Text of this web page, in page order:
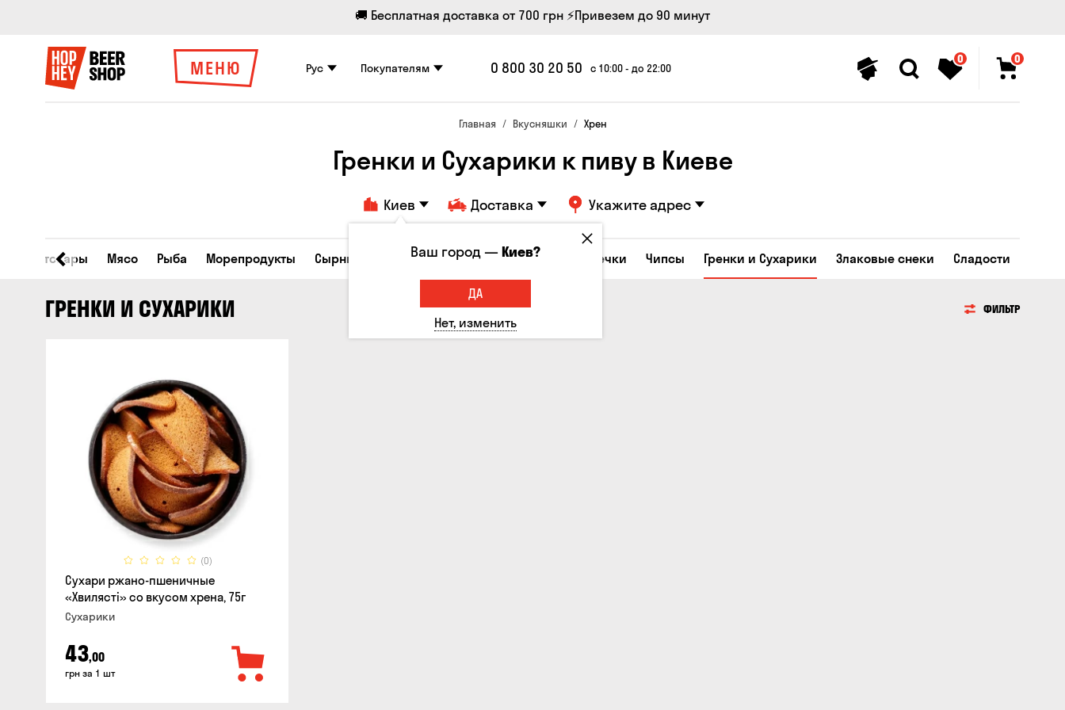
🚚 Бесплатная доставка от 700 грн ⚡Привезем до 90 минут
МЕНЮ Рус Покупателям 0 800 30 20 50 с 10:00 - до 22:00
0 0
Главная Вкусняшки Хрен
Гренки и Сухарики к пиву в Киеве
Киев Доставка Укажите адрес
Все товары Мясо Рыба Морепродукты Сырные закуски Орешки Кукуруза Семечки Чипсы Гренки и Сухарики Злаковые снеки Сладости
ГРЕНКИ И СУХАРИКИ ФИЛЬТР
(0)
Сухари ржано-пшеничные
«Хвилясті» со вкусом хрена, 75г
Сухарики
43,00
грн за 1 шт
Ваш город —Киев?
ДА
Нет, изменить